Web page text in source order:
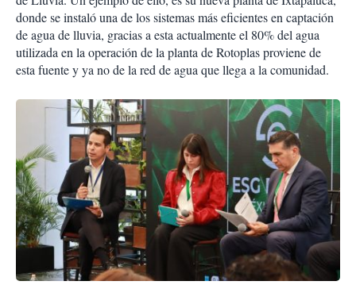
donde se instaló una de los sistemas más eficientes en captación
de agua de lluvia, gracias a esta actualmente el 80% del agua
utilizada en la operación de la planta de Rotoplas proviene de
esta fuente y ya no de la red de agua que llega a la comunidad.